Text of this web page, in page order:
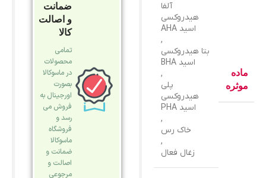
ماده
موثره
آلفا
هیدروکسی
اسید AHA
,
بتا هیدروکسی
اسید BHA
,
پلی
هیدروکسی
اسید PHA
,
خاک رس
,
زغال فعال
ضمانت
و اصالت
کالا
تمامی
محصولات
در ماسوکالا
بصورت
اورجینال به
فروش می
رسد و
فروشگاه
ماسوکالا
ضمانت و
اصالت و
مرجوعی